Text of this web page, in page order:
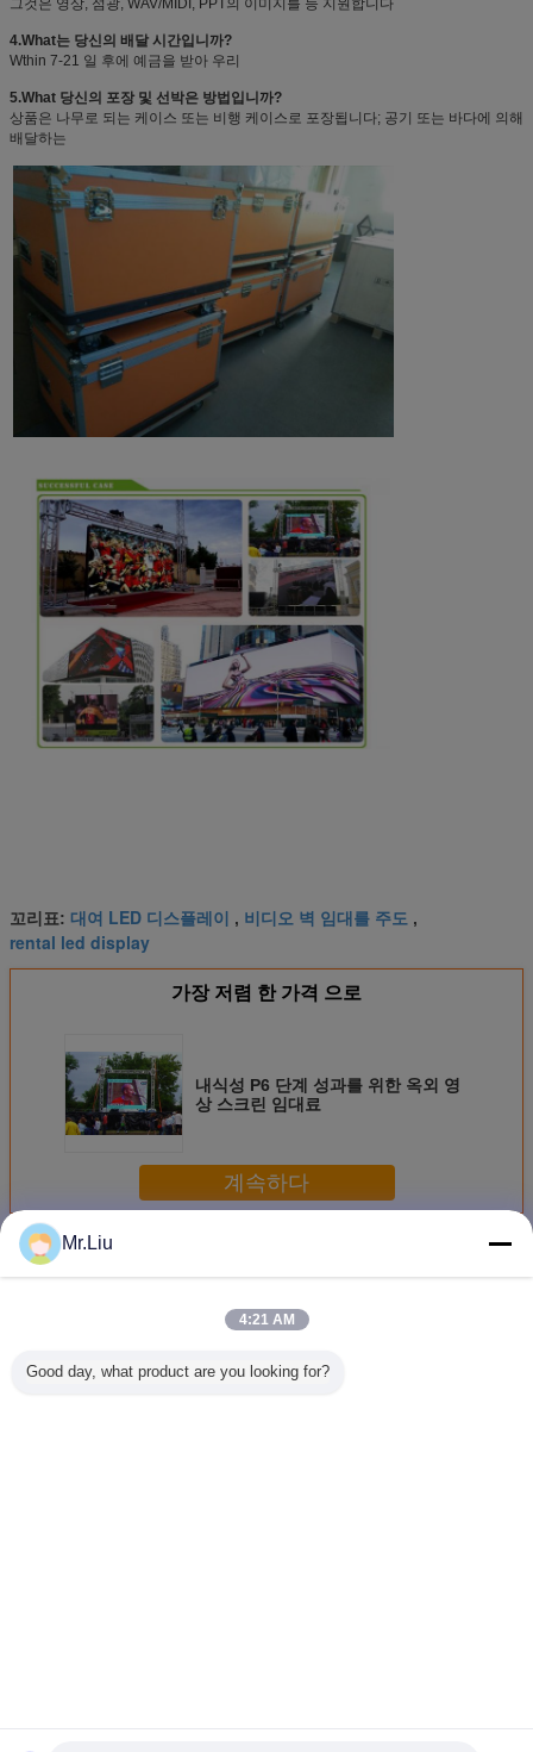
그것은 영상, 섬광, WAV/MIDI, PPT의 이미지를 등 지원합니다
4.What는 당신의 배달 시간입니까?
Wthin 7-21 일 후에 예금을 받아 우리
5.What 당신의 포장 및 선박은 방법입니까?
상품은 나무로 되는 케이스 또는 비행 케이스로 포장됩니다; 공기 또는 바다에 의해
배달하는
꼬리표: 대여 LED 디스플레이 , 비디오 벽 임대를 주도 ,
rental led display
가장 저렴 한 가격 으로
내식성 P6 단계 성과를 위한 옥외 영
상 스크린 임대료
계속하다
더 많은 것옥외 임대료는 스크린을 지도했습니다
4mm 픽셀 피치 야
780w 옥외 임대료
Mr.Liu
4:21 AM
Good day, what product are you looking for?